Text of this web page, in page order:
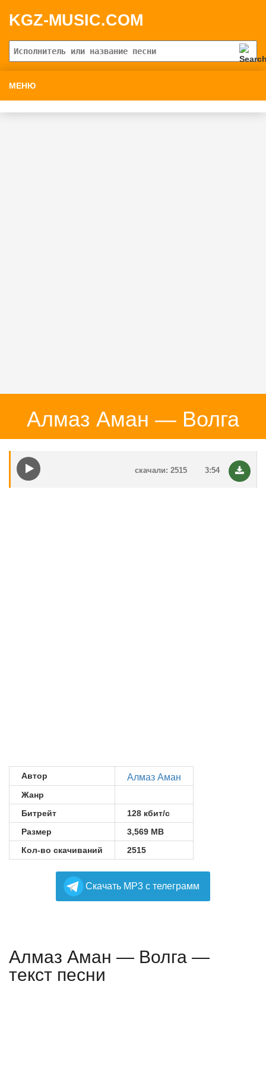
KGZ-MUSIC.COM
МЕНЮ
Алмаз Аман — Волга
3:54
скачали: 2515
Автор Алмаз Аман
Жанр
Битрейт
128 кбит/с
Размер
3,569 MB
Кол-во скачиваний
2515
Cкачать MP3 с телеграмм
Алмаз Аман — Волга —
текст песни